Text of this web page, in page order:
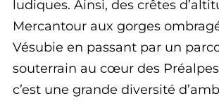
ludiques. Ainsi, des crêtes
Mercantour aux gorges
Vésubie en passant par un
souterrain au cœur des Préalpes
c’est une grande diversité